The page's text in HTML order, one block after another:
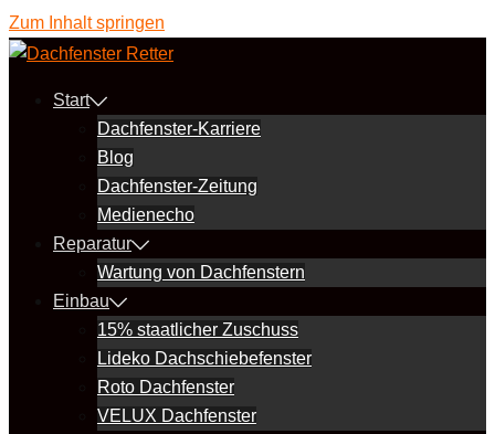
Zum Inhalt springen
Start
Dachfenster-Karriere
Blog
Dachfenster-Zeitung
Medienecho
Reparatur
Wartung von Dachfenstern
Einbau
15% staatlicher Zuschuss
Lideko Dachschiebefenster
Roto Dachfenster
VELUX Dachfenster